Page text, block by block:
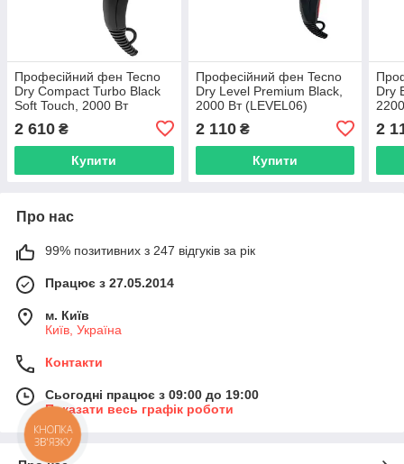
Професійний фен Tecno
Dry Compact Turbo Black
Soft Touch, 2000 Вт
2 610 ₴
Купити
Професійний фен Tecno
Dry Level Premium Black,
2000 Вт (LEVEL06)
2 110₴
Купити
Dry
2
Про нас
99% позитивних з 247 відгуків за рік
Працює з 27.05.2014
м. Київ
Київ, Україна
Контакти
Сьогодні працює з 09:00 до 19:00
Показати весь графік роботи
КНОПКА
ЗВ'ЯЗКУ